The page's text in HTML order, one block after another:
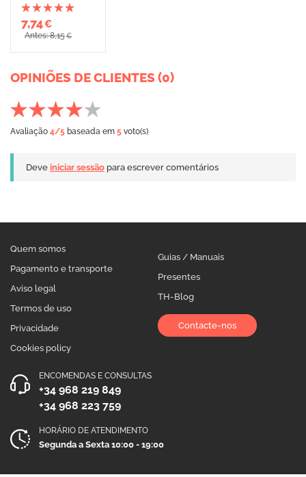
7,74€
Antes: 8,15€
OPINIÕES DE CLIENTES (0)
Avaliação 4/5 baseada em 5 voto(s)
Deve iniciar sessão para escrever comentários
Quem somos
Pagamento e transporte
Aviso legal
Termos de uso
Privacidade
Cookies policy
Guias / Manuais
Presentes
TH-Blog
Contacte-nos
ENCOMENDAS E CONSULTAS
+34 968 219 849
+34 968 223 759
HORÁRIO DE ATENDIMENTO
Segunda a Sexta 10:00 - 19:00